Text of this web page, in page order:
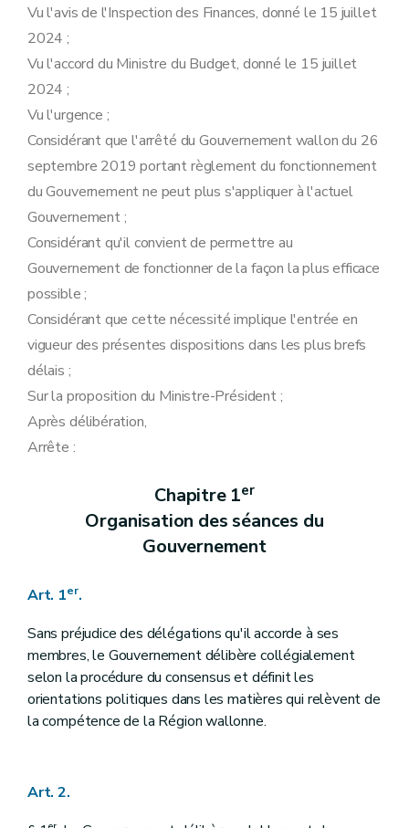
Vu l'avis de l'Inspection des Finances, donné le 15 juillet
2024 ;
Vu l'accord du Ministre du Budget, donné le 15 juillet
2024 ;
Vu l'urgence ;
Considérant que l'arrêté du Gouvernement wallon du 26
septembre 2019 portant règlement du fonctionnement
du Gouvernement ne peut plus s'appliquer à l'actuel
Gouvernement ;
Considérant qu'il convient de permettre au
Gouvernement de fonctionner de la façon la plus efficace
possible ;
Considérant que cette nécessité implique l'entrée en
vigueur des présentes dispositions dans les plus brefs
délais ;
Sur la proposition du Ministre-Président ;
Après délibération,
Arrête :
Chapitre 1er
Organisation des séances du
Gouvernement
Art. 1er.
Sans préjudice des délégations qu'il accorde à ses
membres, le Gouvernement délibère collégialement
selon la procédure du consensus et définit les
orientations politiques dans les matières qui relèvent de
la compétence de la Région wallonne.
Art. 2.